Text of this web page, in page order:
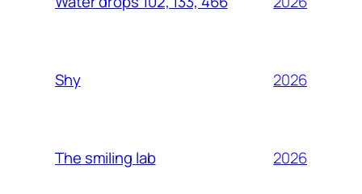
Shy 2026
The smiling lab 2026